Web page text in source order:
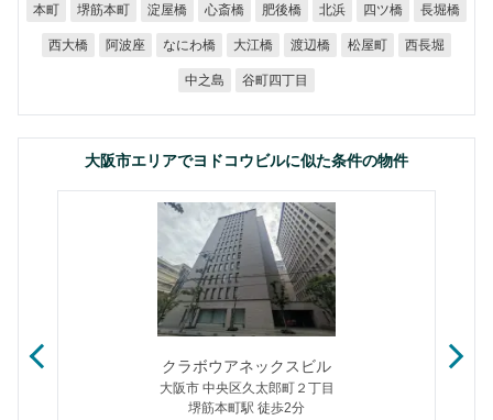
本町 堺筋本町 淀屋橋 心斎橋 肥後橋 北浜 四ツ橋 長堀橋
西大橋 阿波座 なにわ橋 大江橋 渡辺橋 松屋町 西長堀
中之島 谷町四丁目
大阪市エリアでヨドコウビルに似た条件の物件
クラボウアネックスビル
大阪市 中央区久太郎町２丁目
堺筋本町駅 徒歩2分